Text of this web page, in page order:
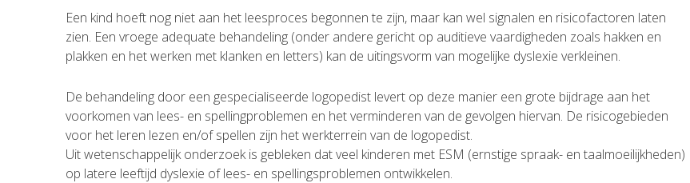
Een kind hoeft nog niet aan het leesproces begonnen te zijn, maar kan wel signalen en risicofactoren laten
zien. Een vroege adequate behandeling (onder andere gericht op auditieve vaardigheden zoals hakken en
plakken en het werken met klanken en letters) kan de uitingsvorm van mogelijke dyslexie verkleinen.
De behandeling door een gespecialiseerde logopedist levert op deze manier een grote bijdrage aan het
voorkomen van lees- en spellingproblemen en het verminderen van de gevolgen hiervan. De risicogebieden
voor het leren lezen en/of spellen zijn het werkterrein van de logopedist.
Uit wetenschappelijk onderzoek is gebleken dat veel kinderen met ESM (ernstige spraak- en taalmoeilijkheden)
op latere leeftijd dyslexie of lees- en spellingsproblemen ontwikkelen.